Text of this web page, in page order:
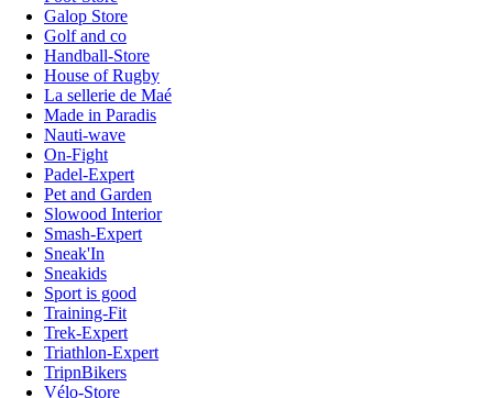
Galop Store
Golf and co
Handball-Store
House of Rugby
La sellerie de Maé
Made in Paradis
Nauti-wave
On-Fight
Padel-Expert
Pet and Garden
Slowood Interior
Smash-Expert
Sneak'In
Sneakids
Sport is good
Training-Fit
Trek-Expert
Triathlon-Expert
TripnBikers
Vélo-Store